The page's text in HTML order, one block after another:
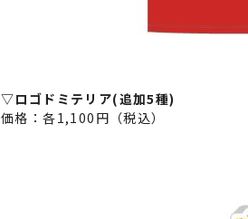
▽ロゴドミテリア(追加5種)
価格：各1,100円（税込）